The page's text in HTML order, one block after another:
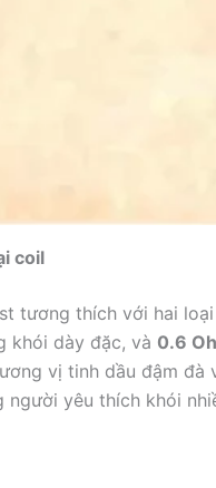
coil
tương thích với hai
khói dày đặc, và 0.6
vị tinh dầu đậm
người yêu thích khói